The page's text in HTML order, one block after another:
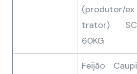
(produtor/ex
trator) SC
60KG
Feijão Caupi